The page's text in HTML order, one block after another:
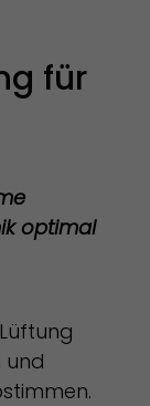
für
optimal
und